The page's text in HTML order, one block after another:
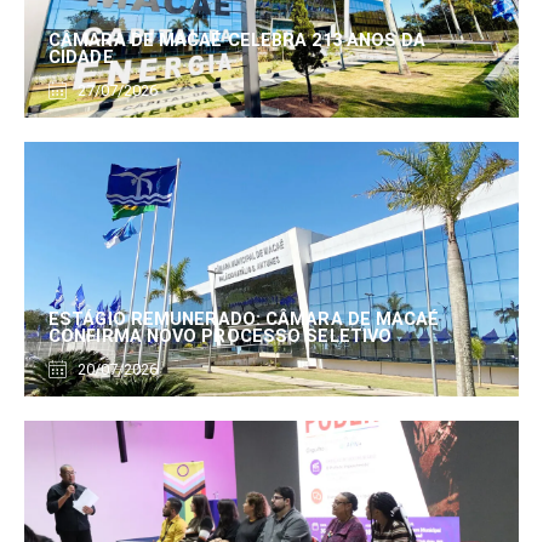
CÂMARA DE MACAÉ CELEBRA 213 ANOS DA
CIDADE
27/07/2026
ESTÁGIO REMUNERADO: CÂMARA DE MACAÉ
CONFIRMA NOVO PROCESSO SELETIVO
20/07/2026